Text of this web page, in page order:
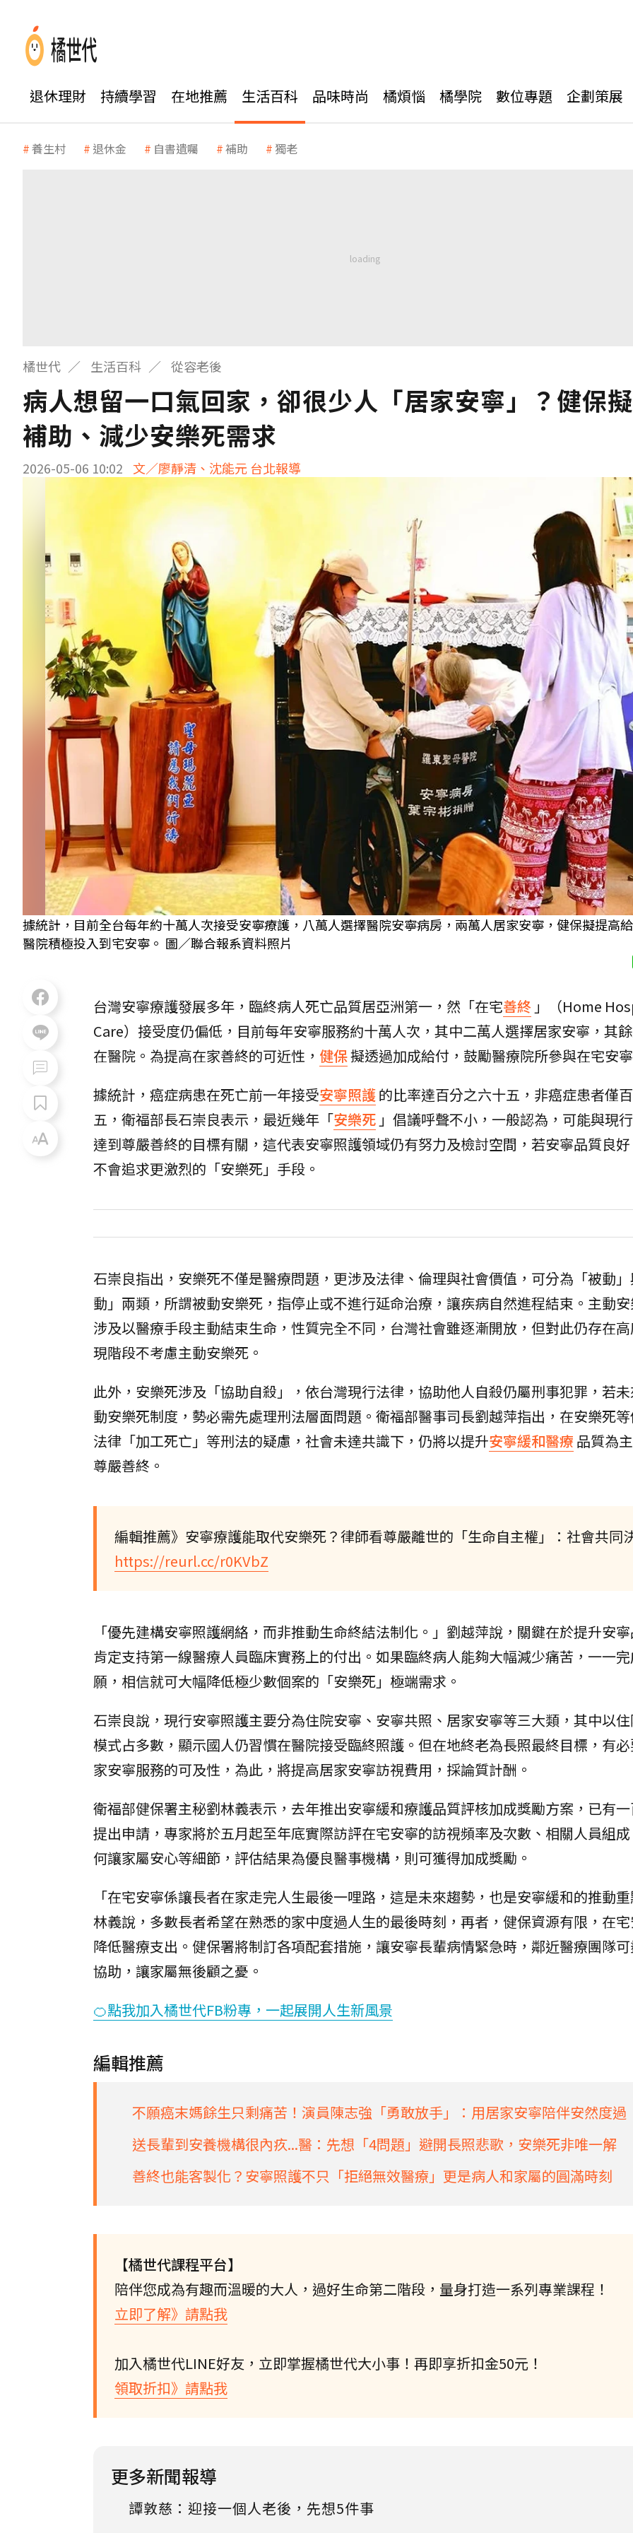
退休理財 持續學習 在地推薦 生活百科 品味時尚 橘煩惱 橘學院 數位專題 企劃策展
養生村 退休金 自書遺囑 補助 獨老
橘世代 生活百科 從容老後
病人想留一口氣回家，卻很少人「居家安寧」？健保
補助、減少安樂死需求
2026-05-06 10:02 文／廖靜清、沈能元 台北報導
據統計，目前全台每年約十萬人次接受安寧療護，八萬人選擇醫院安寧病房，兩萬人居家安寧，健保擬提高
醫院積極投入到宅安寧。 圖／聯合報系資料照片
台灣安寧療護發展多年，臨終病人死亡品質居亞洲第一，然「在宅善終 」（Home
Care）接受度仍偏低，目前每年安寧服務約十萬人次，其中二萬人選擇居家安寧，其
在醫院。為提高在家善終的可近性， 健保擬透過加成給付，鼓勵醫療院所參與在宅安
據統計，癌症病患在死亡前一年接受安寧照護的比率達百分之六十五，非癌症患者僅
五，衛福部長石崇良表示，最近幾年「安樂死 」倡議呼聲不小，一般認為，可能與現
達到尊嚴善終的目標有關，這代表安寧照護領域仍有努力及檢討空間，若安寧品質良
不會追求更激烈的「安樂死」手段。
石崇良指出，安樂死不僅是醫療問題，更涉及法律、倫理與社會價值，可分為「被動
動」兩類，所謂被動安樂死，指停止或不進行延命治療，讓疾病自然進程結束。主動
涉及以醫療手段主動結束生命，性質完全不同，台灣社會雖逐漸開放，但對此仍存在
現階段不考慮主動安樂死。
此外，安樂死涉及「協助自殺」，依台灣現行法律，協助他人自殺仍屬刑事犯罪，若
動安樂死制度，勢必需先處理刑法層面問題。衛福部醫事司長劉越萍指出，在安樂死
法律「加工死亡」等刑法的疑慮，社會未達共識下，仍將以提升安寧緩和醫療 品質為
尊嚴善終。
編輯推薦》安寧療護能取代安樂死？律師看尊嚴離世的「生命自主權」：社會共同
https://reurl.cc/r0KVbZ
「優先建構安寧照護網絡，而非推動生命終結法制化。」劉越萍說，關鍵在於提升安
肯定支持第一線醫療人員臨床實務上的付出。如果臨終病人能夠大幅減少痛苦，一一
願，相信就可大幅降低極少數個案的「安樂死」極端需求。
石崇良說，現行安寧照護主要分為住院安寧、安寧共照、居家安寧等三大類，其中以
模式占多數，顯示國人仍習慣在醫院接受臨終照護。但在地終老為長照最終目標，有
家安寧服務的可及性，為此，將提高居家安寧訪視費用，採論質計酬。
衛福部健保署主秘劉林義表示，去年推出安寧緩和療護品質評核加成獎勵方案，已有
提出申請，專家將於五月起至年底實際訪評在宅安寧的訪視頻率及次數、相關人員組
何讓家屬安心等細節，評估結果為優良醫事機構，則可獲得加成獎勵。
「在宅安寧係讓長者在家走完人生最後一哩路，這是未來趨勢，也是安寧緩和的推動
林義說，多數長者希望在熟悉的家中度過人生的最後時刻，再者，健保資源有限，在
降低醫療支出。健保署將制訂各項配套措施，讓安寧長輩病情緊急時，鄰近醫療團隊
協助，讓家屬無後顧之憂。
🍊點我加入橘世代FB粉專，一起展開人生新風景
編輯推薦
不願癌末媽餘生只剩痛苦！演員陳志強「勇敢放手」：用居家安寧陪伴安然度過
送長輩到安養機構很內疚...醫：先想「4問題」避開長照悲歌，安樂死非唯一解
善終也能客製化？安寧照護不只「拒絕無效醫療」更是病人和家屬的圓滿時刻
【橘世代課程平台】
陪伴您成為有趣而溫暖的大人，過好生命第二階段，量身打造一系列專業課程！
立即了解》請點我
加入橘世代LINE好友，立即掌握橘世代大小事！再即享折扣金50元！
領取折扣》請點我
更多新聞報導
譚敦慈：迎接一個人老後，先想5件事